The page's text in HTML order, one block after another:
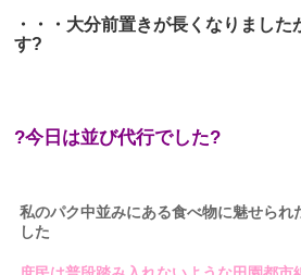
・・・大分前置きが長くなりました
す?
?今日は並び代行でした?
私のパク中並みにある食べ物に魅せられ
した